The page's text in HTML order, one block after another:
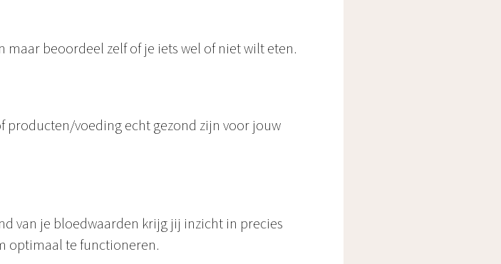
beoordeel zelf of je iets wel of niet wilt eten.
voeding echt gezond zijn voor jouw
van je bloedwaarden krijg jij inzicht in precies
optimaal te functioneren.